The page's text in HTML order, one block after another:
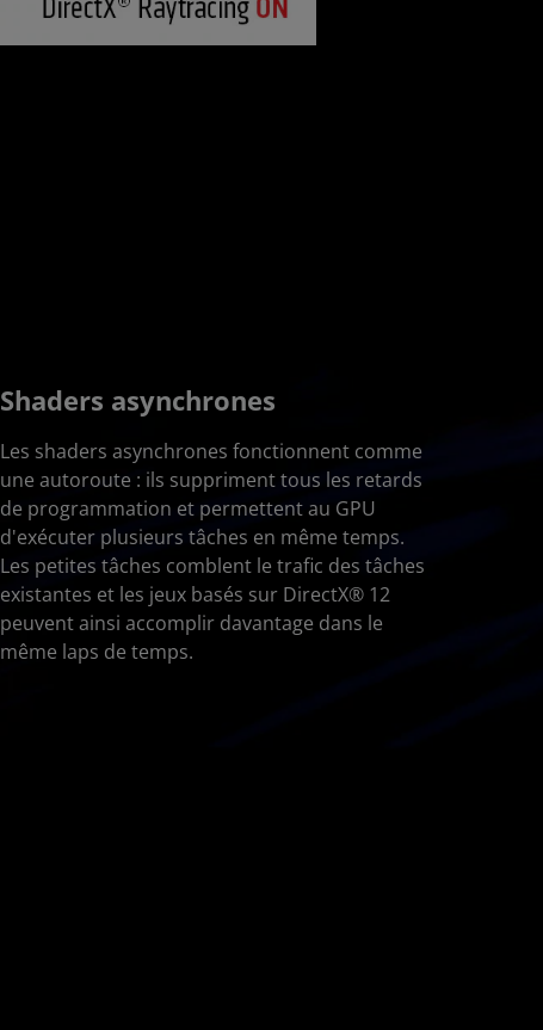
Shaders asynchrones
Les shaders asynchrones fonctionnent comme
une autoroute : ils suppriment tous les retards
de programmation et permettent au GPU
d'exécuter plusieurs tâches en même temps.
Les petites tâches comblent le trafic des tâches
existantes et les jeux basés sur DirectX® 12
peuvent ainsi accomplir davantage dans le
même laps de temps.